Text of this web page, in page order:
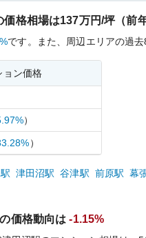
価格相場は137万円/坪（前
です。 また、周辺エリアの過去
ョン価格
）
）
駅 津田沼駅 谷津駅 前原駅 幕
価格動向は -1.15%